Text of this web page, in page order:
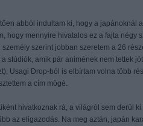
abból indultam ki, hogy a japánoknál
hogy mennyire hivatalos ez a fajta négy
szerint jobban szeretem a 26
stúdiók, amik pár animének nem tettek
Usagi Drop-ból is elbírtam volna több
a cím mögé.
hivatkoznak rá, a világról sem derül
az eligazodás. Na meg aztán, japán